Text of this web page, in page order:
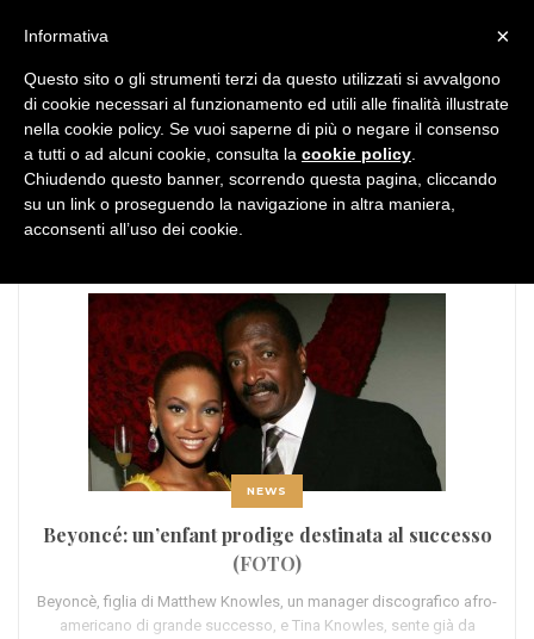
TAG: famiglia
NEWS
Beyoncé: un’enfant prodige destinata al successo
(FOTO)
Beyoncè, figlia di Matthew Knowles, un manager discografico afro-
americano di grande successo, e Tina Knowles, sente già da
×
Informativa
Questo sito o gli strumenti terzi da questo utilizzati si avvalgono
di cookie necessari al funzionamento ed utili alle finalità illustrate
nella cookie policy. Se vuoi saperne di più o negare il consenso
a tutti o ad alcuni cookie, consulta la cookie policy
Chiudendo questo banner, scorrendo questa pagina, cliccando
su un link o proseguendo la navigazione in altra maniera,
acconsenti all’uso dei cookie.